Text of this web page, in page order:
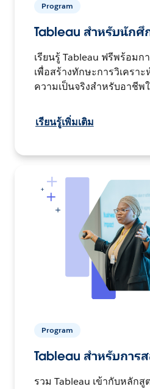
Program
Tableau สำหรับนักศึ
เรียนรู้ Tableau ฟรีพร้อมก
เพื่อสร้างทักษะการวิเครา
ความเป็นจริงสำหรับอาชีพ
เรียนรู้เพิ่มเติม
Program
Tableau สำหรับการ
รวม Tableau เข้ากับหลัก